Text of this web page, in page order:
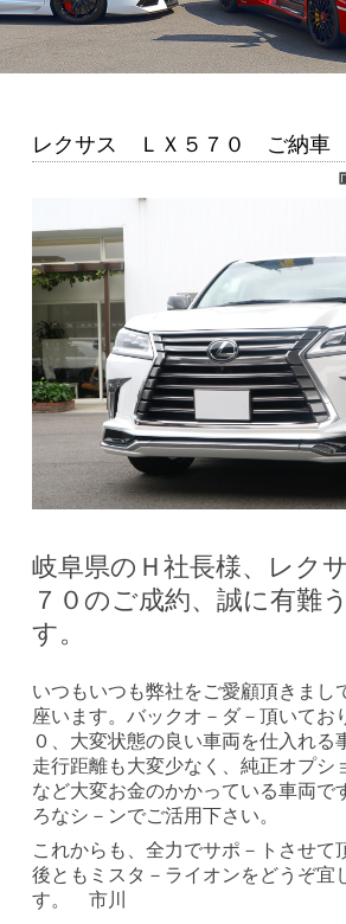
レクサス ＬＸ５７０ ご納車
岐阜県のＨ社長様、レク
７０のご成約、誠に有難
す。
いつもいつも弊社をご愛顧頂きまし
座います。バックオ－ダ－頂いてお
０、大変状態の良い車両を仕入れる
走行距離も大変少なく、純正オプシ
など大変お金のかかっている車両で
ろなシ－ンでご活用下さい。
これからも、全力でサポ－トさせて
後ともミスタ－ライオンをどうぞ宜
す。 市川